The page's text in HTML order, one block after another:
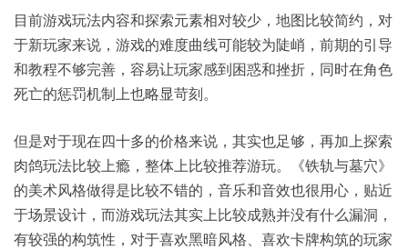
目前游戏玩法内容和探索元素相对较少，地图比较简约，对
于新玩家来说，游戏的难度曲线可能较为陡峭，前期的引导
和教程不够完善，容易让玩家感到困惑和挫折，同时在角色
死亡的惩罚机制上也略显苛刻。
但是对于现在四十多的价格来说，其实也足够，再加上探索
肉鸽玩法比较上瘾，整体上比较推荐游玩。《铁轨与墓穴》
的美术风格做得是比较不错的，音乐和音效也很用心，贴近
于场景设计，而游戏玩法其实上比较成熟并没有什么漏洞，
有较强的构筑性，对于喜欢黑暗风格、喜欢卡牌构筑的玩家